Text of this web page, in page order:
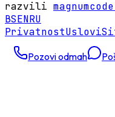
razvili
BSENRU
PrivatnostUslovi
Pozovi odmah